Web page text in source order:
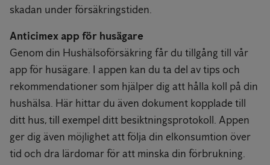
skadan under försäkringstiden.
Anticimex app för husägare
Genom din Hushälsoförsäkring får du tillgång till vår
app för husägare. I appen kan du ta del av tips och
rekommendationer som hjälper dig att hålla koll på din
hushälsa. Här hittar du även dokument kopplade till
ditt hus, till exempel ditt besiktningsprotokoll. Appen
ger dig även möjlighet att följa din elkonsumtion över
tid och dra lärdomar för att minska din förbrukning.